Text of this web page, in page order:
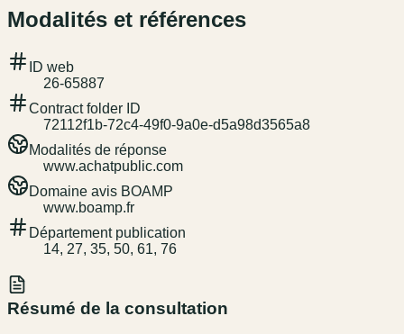
Modalités et références
ID web
26-65887
Contract folder ID
72112f1b-72c4-49f0-9a0e-d5a98d3565a8
Modalités de réponse
www.achatpublic.com
Domaine avis BOAMP
www.boamp.fr
Département publication
14, 27, 35, 50, 61, 76
Résumé de la consultation